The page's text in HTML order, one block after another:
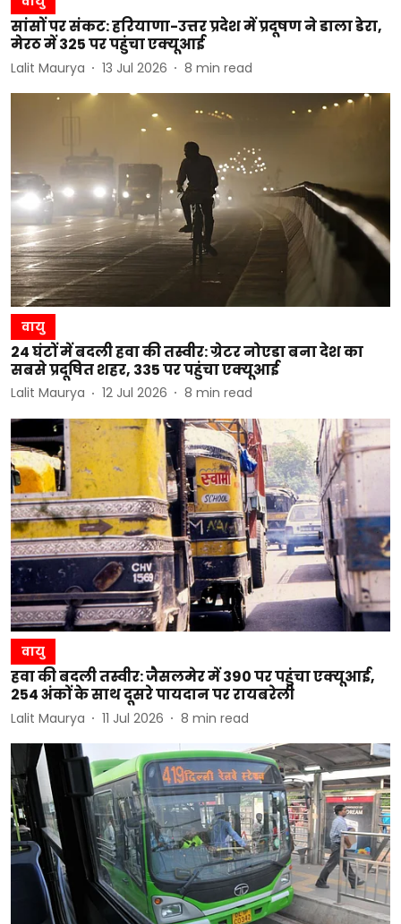
सांसों पर संकट: हरियाणा-उत्तर प्रदेश में प्रदूषण ने डाला डेरा,
मेरठ में 325 पर पहुंचा एक्यूआई
Lalit Maurya 13 Jul 2026 8 min read
वायु
24 घंटों में बदली हवा की तस्वीर: ग्रेटर नोएडा बना देश का
सबसे प्रदूषित शहर, 335 पर पहुंचा एक्यूआई
Lalit Maurya 12 Jul 2026 8 min read
वायु
हवा की बदली तस्वीर: जैसलमेर में 390 पर पहुंचा एक्यूआई,
254 अंकों के साथ दूसरे पायदान पर रायबरेली
Lalit Maurya 11 Jul 2026 8 min read